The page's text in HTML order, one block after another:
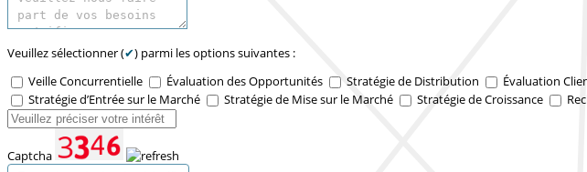
Veuillez sélectionner (✔) parmi les options suivantes :
Veille Concurrentielle
Évaluation des Opportunités Stratégie de Distribution Évaluation
Stratégie d’Entrée sur le Marché
Stratégie de Mise sur le Marché Stratégie de Croissance
Captcha